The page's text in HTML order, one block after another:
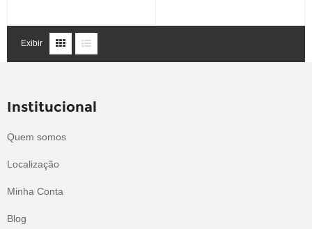
Exibir
Institucional
Quem somos
Localização
Minha Conta
Blog